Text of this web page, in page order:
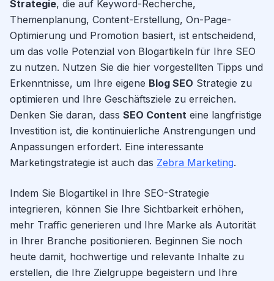
Strategie, die auf Keyword-Recherche,
Themenplanung, Content-Erstellung, On-Page-
Optimierung und Promotion basiert, ist entscheidend,
um das volle Potenzial von Blogartikeln für Ihre SEO
zu nutzen. Nutzen Sie die hier vorgestellten Tipps und
Erkenntnisse, um Ihre eigene Blog SEO Strategie zu
optimieren und Ihre Geschäftsziele zu erreichen.
Denken Sie daran, dass SEO Content eine langfristige
Investition ist, die kontinuierliche Anstrengungen und
Anpassungen erfordert. Eine interessante
Marketingstrategie ist auch das Zebra Marketing.
Indem Sie Blogartikel in Ihre SEO-Strategie
integrieren, können Sie Ihre Sichtbarkeit erhöhen,
mehr Traffic generieren und Ihre Marke als Autorität
in Ihrer Branche positionieren. Beginnen Sie noch
heute damit, hochwertige und relevante Inhalte zu
erstellen, die Ihre Zielgruppe begeistern und Ihre